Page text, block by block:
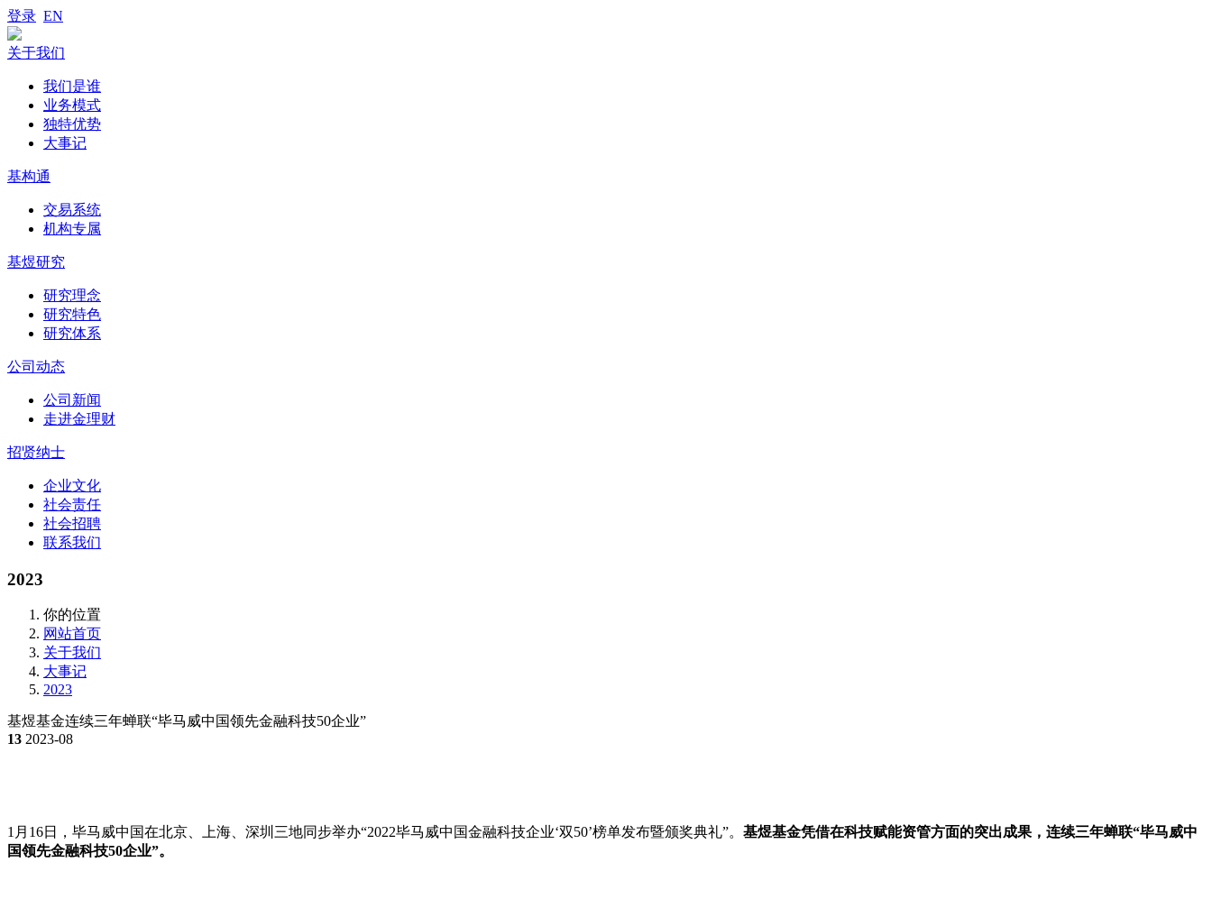
登录 EN
关于我们
我们是谁
业务模式
独特优势
大事记
基构通
交易系统
机构专属
基煜研究
研究理念
研究特色
研究体系
公司动态
公司新闻
走进金理财
招贤纳士
企业文化
社会责任
社会招聘
联系我们
2023
你的位置
网站首页
关于我们
大事记
2023
基煜基金连续三年蝉联“毕马威中国领先金融科技50企业”
13 2023-08
1月16日，毕马威中国在北京、上海、深圳三地同步举办“2022毕马威中国金融科技企业‘双50’榜单发布暨颁奖典礼”。 基煜基金凭借在科技赋能资管方面的突出成果，连续三年蝉联“毕马威中
国领先金融科技50企业”。